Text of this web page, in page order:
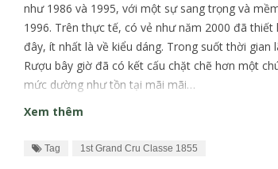
như 1986 và 1995, với một sự sang trọng và
1996. Trên thực tế, có vẻ như năm 2000 đã
đây, ít nhất là về kiểu dáng. Trong suốt thời
Rượu bây giờ đã có kết cấu chặt chẽ hơn một
mức dường như tồn tại mãi mãi…
Xem thêm
Tag 1st Grand Cru Classe 1855